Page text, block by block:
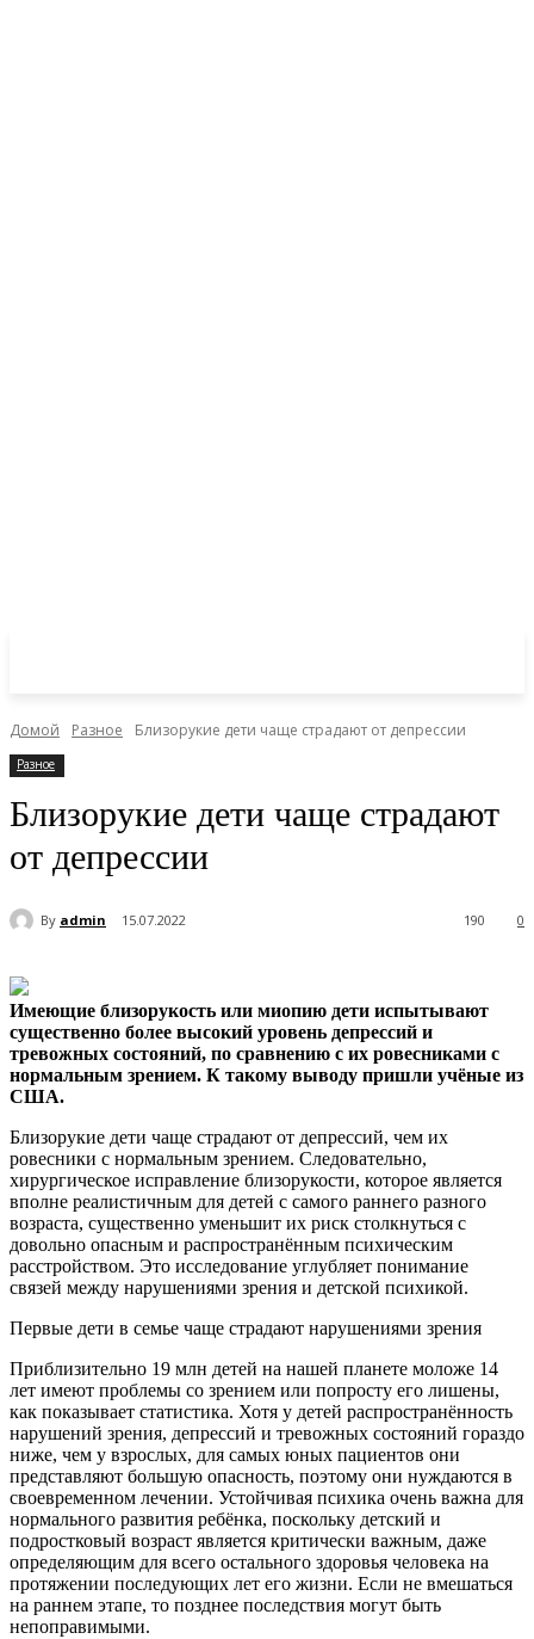
Домой Разное Близорукие дети чаще страдают от депрессии
Разное
Близорукие дети чаще страдают
от депрессии
By admin 15.07.2022 0
190
Имеющие близорукость или миопию дети испытывают
существенно более высокий уровень депрессий и
тревожных состояний, по сравнению с их ровесниками с
нормальным зрением. К такому выводу пришли учёные из
США.
Близорукие дети чаще страдают от депрессий, чем их
ровесники с нормальным зрением. Следовательно,
хирургическое исправление близорукости, которое является
вполне реалистичным для детей с самого раннего разного
возраста, существенно уменьшит их риск столкнуться с
довольно опасным и распространённым психическим
расстройством. Это исследование углубляет понимание
связей между нарушениями зрения и детской психикой.
Первые дети в семье чаще страдают нарушениями зрения
Приблизительно 19 млн детей на нашей планете моложе 14
лет имеют проблемы со зрением или попросту его лишены,
как показывает статистика. Хотя у детей распространённость
нарушений зрения, депрессий и тревожных состояний гораздо
ниже, чем у взрослых, для самых юных пациентов они
представляют большую опасность, поэтому они нуждаются в
своевременном лечении. Устойчивая психика очень важна для
нормального развития ребёнка, поскольку детский и
подростковый возраст является критически важным, даже
определяющим для всего остального здоровья человека на
протяжении последующих лет его жизни. Если не вмешаться
на раннем этапе, то позднее последствия могут быть
непоправимыми.